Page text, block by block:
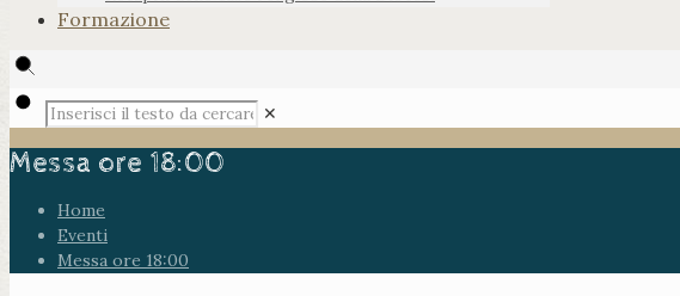
Formazione
✕
Messa ore 18:00
Home
Eventi
Messa ore 18:00